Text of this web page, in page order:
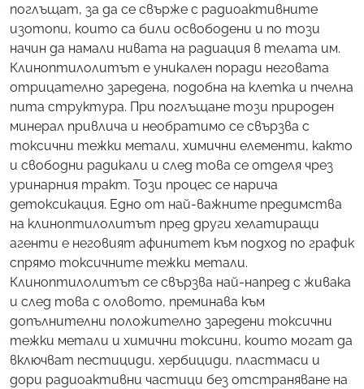
поглъщат, за да се свърже с радиоактивните
изотопи, които са били освободени и по този
начин да намали нивата на радиация в телата им.
Клиноптилолитът е уникален поради неговата
отрицателно заредена, подобна на клетка и пчелна
пита структура. При поглъщане този природен
минерал привлича и необратимо се свързва с
токсични тежки метали, химични елементи, както
и свободни радикали и след това се отделя чрез
уринарния тракт. Този процес се нарича
детоксикация. Едно от най-важните предимства
на клиноптилолитът пред други хелатиращи
агенти е неговият афинитет към подход по график
спрямо токсичните тежки метали.
Клиноптилолитът се свързва най-напред с живака
и след това с оловото, преминава към
допълнителни положително заредени токсични
тежки метали и химични токсини, които могат да
включват пестициди, хербициди, пластмаси и
дори радиоактивни частици без отстраняване на